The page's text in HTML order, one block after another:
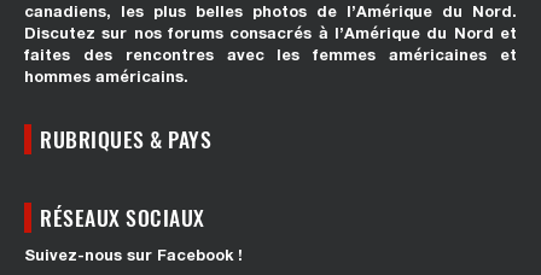
canadiens, les plus belles photos de l’Amérique du Nord.
Discutez sur nos forums consacrés à l’Amérique du Nord et
faites des rencontres avec les femmes américaines et
hommes américains.
RUBRIQUES & PAYS
RÉSEAUX SOCIAUX
Suivez-nous sur Facebook !